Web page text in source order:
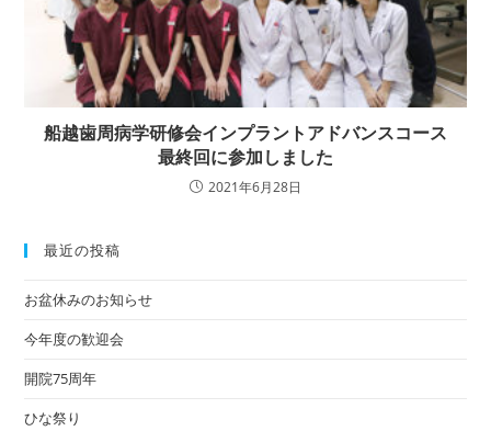
船越歯周病学研修会インプラントアドバンスコース
最終回に参加しました
2021年6月28日
最近の投稿
お盆休みのお知らせ
今年度の歓迎会
開院75周年
ひな祭り